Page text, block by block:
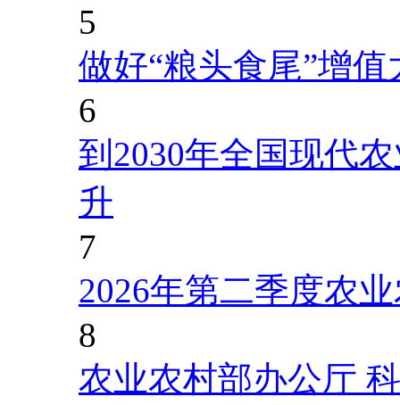
5
做好“粮头食尾”增值
6
到2030年全国现代
升
7
2026年第二季度农
8
农业农村部办公厅